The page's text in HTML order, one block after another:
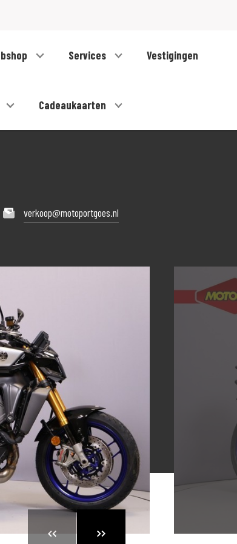
Services Vestigingen
Cadeaukaarten
verkoop@motoportgoes.nl